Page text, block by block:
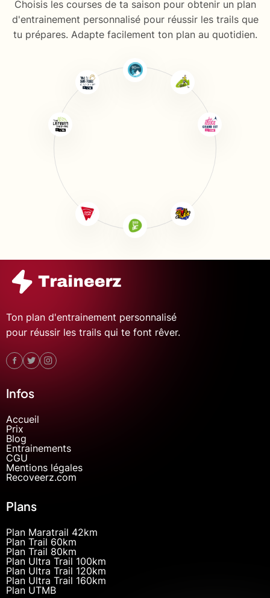
Choisis les courses de ta saison pour obtenir un plan
d'entrainement personnalisé pour réussir les trails que
tu prépares. Adapte facilement ton plan au quotidien.
Ton plan d'entrainement personnalisé
pour réussir les trails qui te font rêver.
Infos
Accueil
Prix
Blog
Entrainements
CGU
Mentions légales
Recoveerz.com
Plans
Plan Maratrail 42km
Plan Trail 60km
Plan Trail 80km
Plan Ultra Trail 100km
Plan Ultra Trail 120km
Plan Ultra Trail 160km
Plan UTMB